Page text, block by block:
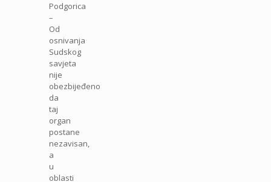
Podgorica
–
Od
osnivanja
Sudskog
savjeta
nije
obezbijeđeno
da
taj
organ
postane
nezavisan,
a
u
oblasti